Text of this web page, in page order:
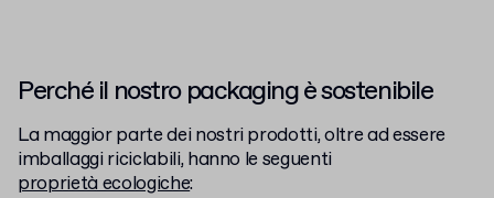
Perché il nostro packaging è sostenibile
La maggior parte dei nostri prodotti, oltre ad essere
imballaggi riciclabili, hanno le seguenti
proprietà ecologiche: